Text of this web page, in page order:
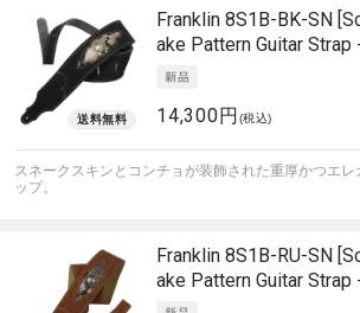
Franklin 8S1B-BK-SN
ake Pattern Guitar Strap
14,300円 (税込)
スネークスキンとコンチョが装飾された重厚かつエ
ップ。
Franklin 8S1B-RU-SN
ake Pattern Guitar Strap